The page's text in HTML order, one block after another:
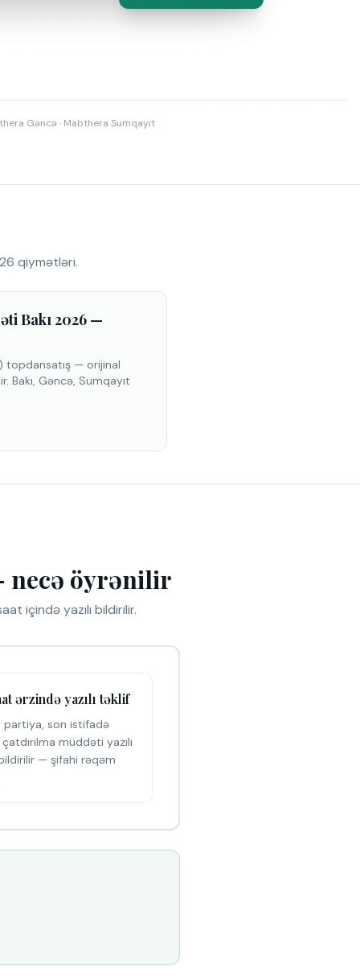
Gəncə · Mabthera Sumqayıt
qiymətləri.
Bakı 2026 —
topdansatış — orijinal
Bakı, Gəncə, Sumqayıt
necə öyrənilir
içində yazılı bildirilir.
ərzində yazılı təklif
partiya, son istifadə
müddəti yazılı
— şifahi rəqəm